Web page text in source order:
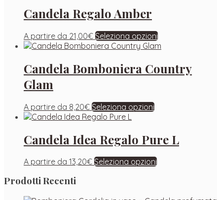
Candela Regalo Amber
A partire da 21,00€ Seleziona opzioni
Candela Bomboniera Country
Glam
A partire da 8,20€ Seleziona opzioni
Candela Idea Regalo Pure L
A partire da 13,20€ Seleziona opzioni
Prodotti Recenti